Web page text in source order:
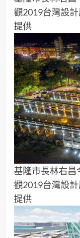
觀2019台灣設
提供
基隆市長林右昌
觀2019台灣設
提供